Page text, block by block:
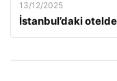
13/12/2025
İstanbul’daki